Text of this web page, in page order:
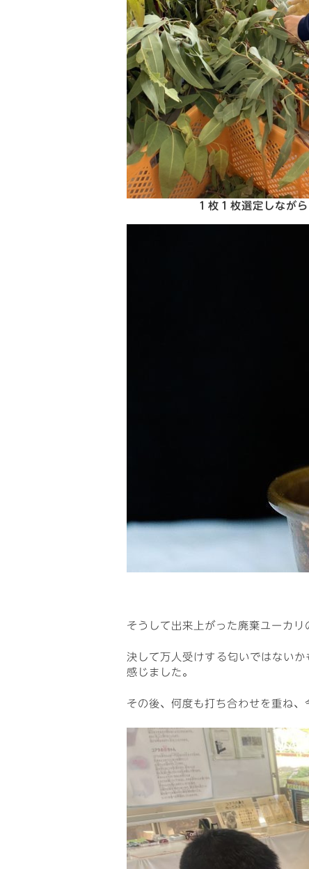
１枚１枚選定しなが
そうして出来上がった廃棄ユーカ
決して万人受けする匂いではない
感じました。
その後、何度も打ち合わせを重ね、